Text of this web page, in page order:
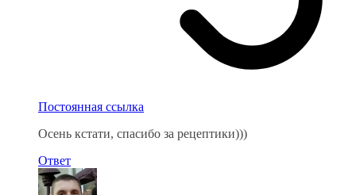
Постоянная ссылка
Осень кстати, спасибо за рецептики)))
Ответ